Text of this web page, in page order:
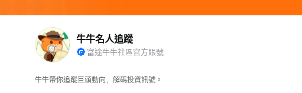
牛牛名人追蹤
富途牛牛社區官方賬號
牛牛帶你追蹤巨頭動向，解碼投資訊號。